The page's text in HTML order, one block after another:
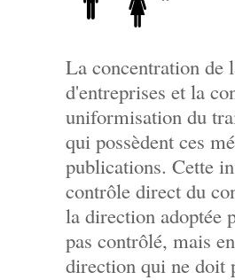
La concentration de
d'entreprises et la
uniformisation du
qui possèdent ces
publications. Cette
contrôle direct du
la direction adoptée
pas contrôlé, mais
direction qui ne doit